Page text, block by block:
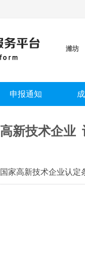
潍坊
申报通知
高新技术企业
国家高新技术企业认定